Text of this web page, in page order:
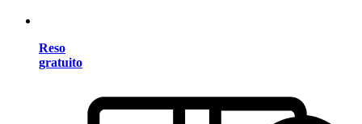
Reso
gratuito